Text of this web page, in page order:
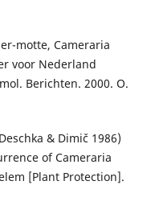
motte, Cameraria
voor Nederland
Berichten. 2000. O.
& Dimič 1986)
of Cameraria
[Plant Protection].